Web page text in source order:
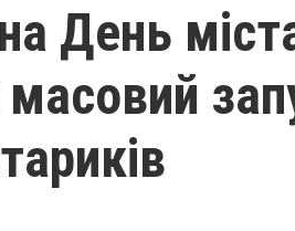
День